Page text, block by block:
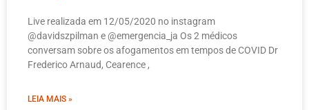
Live realizada em 12/05/2020 no instagram
@davidszpilman e @emergencia_ja Os 2 médicos
conversam sobre os afogamentos em tempos de COVID Dr
Frederico Arnaud, Cearence ,
LEIA MAIS »